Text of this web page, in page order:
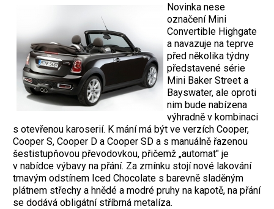
Novinka nese
označení Mini
Convertible Highgate
a navazuje na teprve
před několika týdny
představené série
Mini Baker Street a
Bayswater, ale oproti
nim bude nabízena
výhradně v kombinaci
s otevřenou karoserií. K mání má být ve verzích Cooper,
Cooper S, Cooper D a Cooper SD a s manuálně řazenou
šestistupňovou převodovkou, přičemž „automat" je
v nabídce výbavy na přání. Za zmínku stojí nové lakování
tmavým odstínem Iced Chocolate s barevně sladěným
plátnem střechy a hnědé a modré pruhy na kapotě, na přání
se dodává obligátní stříbrná metalíza.